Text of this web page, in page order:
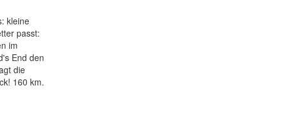
kleine
passt:
im
End den
die
160 km.